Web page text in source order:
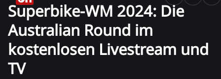
Superbike-WM 2024: Die
Australian Round im
kostenlosen Livestream und
TV